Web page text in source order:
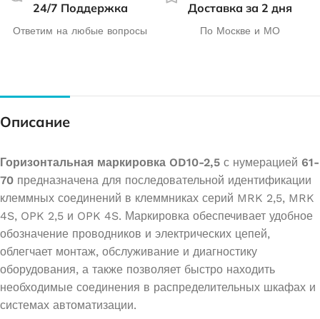
24/7 Поддержка
Ответим на любые вопросы
Доставка за 2 дня
По Москве и МО
Описание
Горизонтальная маркировка OD10-2,5 с нумерацией 61-
70 предназначена для последовательной идентификации
клеммных соединений в клеммниках серий MRK 2,5, MRK
4S, OPK 2,5 и OPK 4S. Маркировка обеспечивает удобное
обозначение проводников и электрических цепей,
облегчает монтаж, обслуживание и диагностику
оборудования, а также позволяет быстро находить
необходимые соединения в распределительных шкафах и
системах автоматизации.